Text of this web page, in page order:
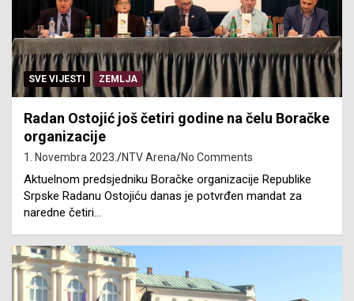
SVE VIJESTI ZEMLJA
Radan Ostojić još četiri godine na čelu Boračke
organizacije
1. Novembra 2023. NTV Arena No Comments
Aktuelnom predsjedniku Boračke organizacije Republike
Srpske Radanu Ostojiću danas je potvrđen mandat za
naredne četiri…